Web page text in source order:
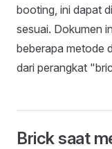
booting, ini dapat
sesuai. Dokumen
beberapa metode
dari perangkat
Brick saat